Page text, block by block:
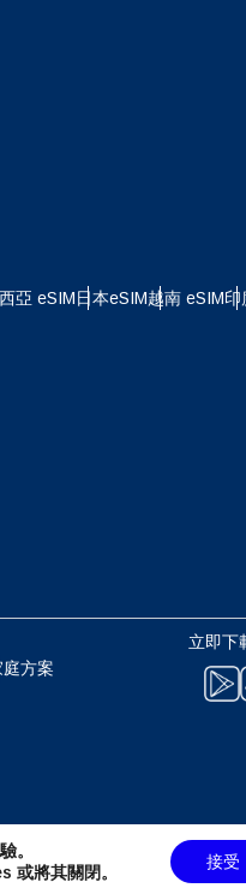
亞 eSIM日本eSIM越南 eSIM印
庭方案
立即下
Español
繁體中文
- 英鎊
- 紐西蘭元
。
或將其關閉。
接受